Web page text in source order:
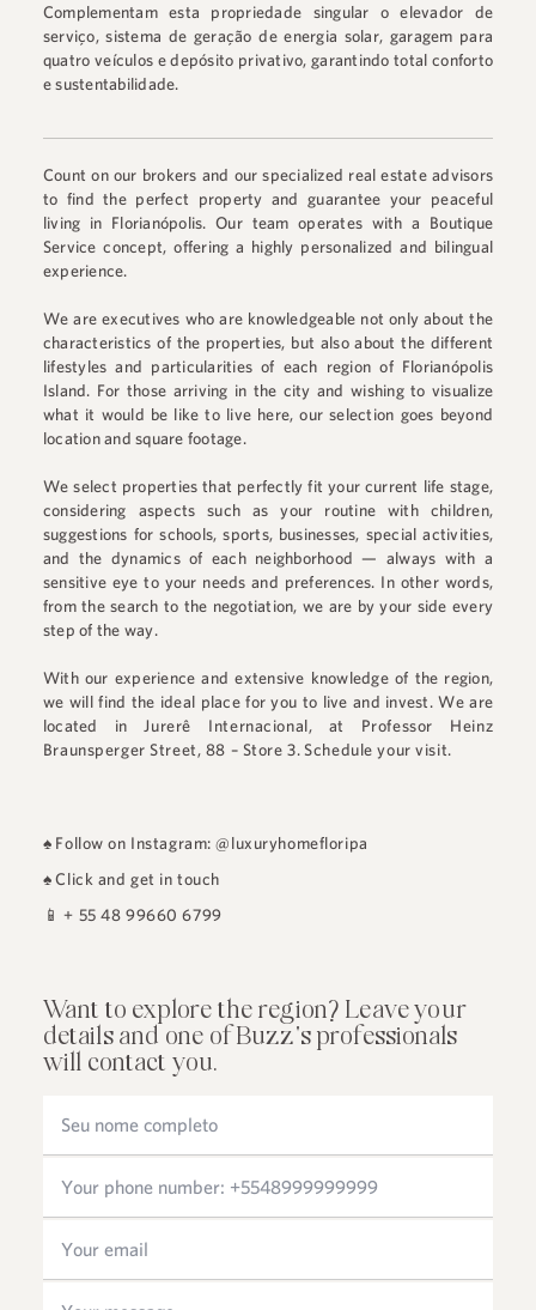
Complementam esta propriedade singular o elevador de
serviço, sistema de geração de energia solar, garagem para
quatro veículos e depósito privativo, garantindo total conforto
e sustentabilidade.
Count on our brokers and our specialized real estate advisors
to find the perfect property and guarantee your peaceful
living in Florianópolis. Our team operates with a Boutique
Service concept, offering a highly personalized and bilingual
experience.
We are executives who are knowledgeable not only about the
characteristics of the properties, but also about the different
lifestyles and particularities of each region of Florianópolis
Island. For those arriving in the city and wishing to visualize
what it would be like to live here, our selection goes beyond
location and square footage.
We select properties that perfectly fit your current life stage,
considering aspects such as your routine with children,
suggestions for schools, sports, businesses, special activities,
and the dynamics of each neighborhood — always with a
sensitive eye to your needs and preferences. In other words,
from the search to the negotiation, we are by your side every
step of the way.
With our experience and extensive knowledge of the region,
we will find the ideal place for you to live and invest. We are
located inJurerê Internacional, at Professor Heinz
Braunsperger Street, 88 – Store 3. Schedule your visit.
♠ Follow on Instagram: @luxuryhomefloripa
♠Click and get in touch
📱+ 55 48 99660 6799
Want to explore the region? Leave your
details and one of Buzz's professionals
will contact you.